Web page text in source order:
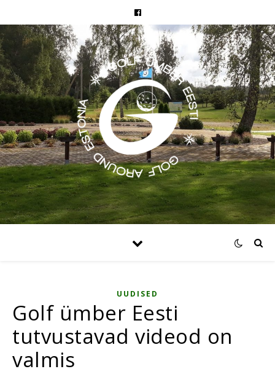
UUDISED
Golf ümber Eesti
tutvustavad videod on
valmis